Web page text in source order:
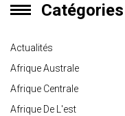
Catégories
Actualités
Afrique Australe
Afrique Centrale
Afrique De L'est